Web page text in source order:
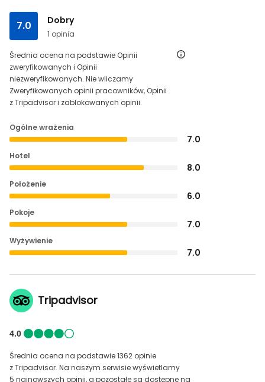
7.0 Dobry
1 opinia
Średnia ocena na podstawie Opinii
zweryfikowanych i Opinii
niezweryfikowanych. Nie wliczamy
Zweryfikowanych opinii pracowników, Opinii
z Tripadvisor i zablokowanych opinii.
Ogólne wrażenia
7.0
Hotel
8.0
Położenie
6.0
Pokoje
7.0
Wyżywienie
7.0
Tripadvisor
4.0
Średnia ocena na podstawie 1362 opinie
z Tripadvisor. Na naszym serwisie wyświetlamy
5 najnowszych opinii, a pozostałe są dostępne na